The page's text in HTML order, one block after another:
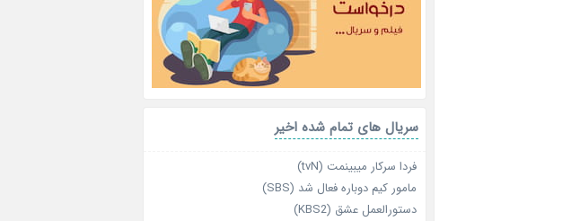
سریال های تمام شده اخیر
فردا سرکار میبینمت (tvN)
مامور کیم دوباره فعال شد (SBS)
دستورالعمل عشق (KBS2)